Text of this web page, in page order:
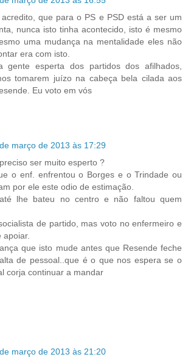
que para o PS e PSD está a ser um
nunca isto tinha acontecido, isto é mesmo
uma mudança na mentalidade eles não
era com isto.
gente esperta dos partidos dos afilhados,
tomarem juízo na cabeça bela cilada aos
Eu voto em vós
março de 2013 às 17:29
ser muito esperto ?
o enf. enfrentou o Borges e o Trindade ou
por ele este odio de estimação.
lhe bateu no centro e não faltou quem
de partido, mas voto no enfermeiro e
apoiar.
que isto mude antes que Resende feche
de pessoal..que é o que nos espera se o
corja continuar a mandar
março de 2013 às 21:20